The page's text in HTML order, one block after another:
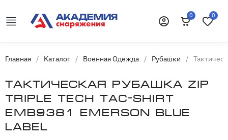
0 0
Главная / Каталог / Военная Одежда / Рубашки /
Тактическая рубашка ZIP
Triple Tech Tac-Shirt
EMB9381 Emerson blue
label